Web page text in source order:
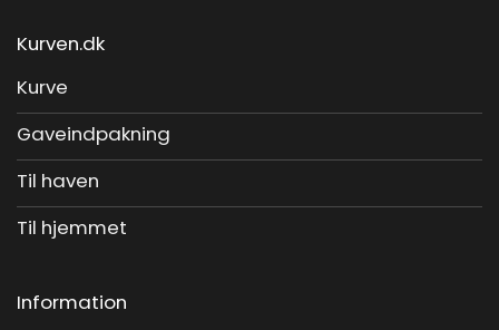
Kurven.dk
Kurve
Gaveindpakning
Til haven
Til hjemmet
Information